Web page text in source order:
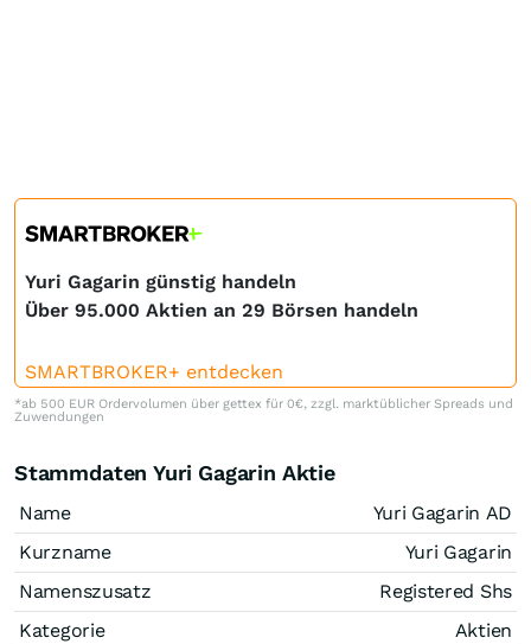
Yuri Gagarin günstig handeln
Über 95.000 Aktien an 29 Börsen handeln
SMARTBROKER+ entdecken
*ab 500 EUR Ordervolumen über gettex für 0€, zzgl. marktüblicher Spreads und
Zuwendungen
Stammdaten Yuri Gagarin Aktie
Name
Yuri Gagarin AD
Kurzname
Yuri Gagarin
Namenszusatz
Registered Shs
Kategorie
Aktien